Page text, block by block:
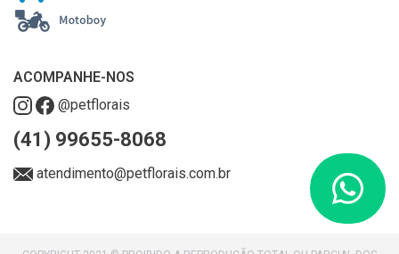
ACOMPANHE-NOS
@petflorais
(41) 99655-8068
atendimento@petflorais.com.br